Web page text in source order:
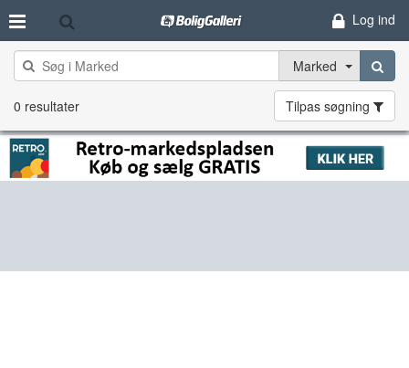
Log ind
Marked
0 resultater Tilpas søgning